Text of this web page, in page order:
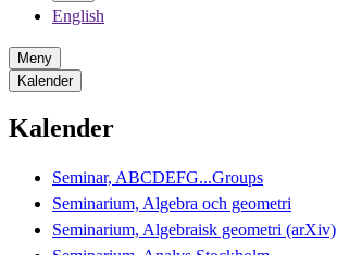
English
Meny
Kalender
Kalender
Seminar, ABCDEFG...Groups
Seminarium, Algebra och geometri
Seminarium, Algebraisk geometri (arXiv)